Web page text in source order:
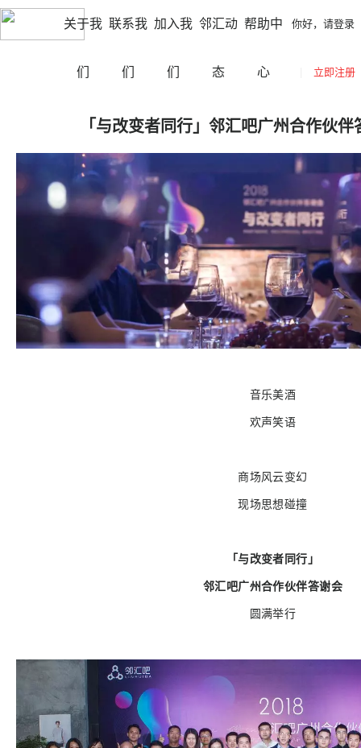
切换城市 网站导航
立即注册
你好，请登录
关于我
们
联系我
们
加入我
们
邻汇动
态
帮助中
心
你好，请登录
立即注册
「与改变者同行」邻汇吧广州合作伙
音乐美酒
欢声笑语
商场风云变幻
现场思想碰撞
「与改变者同行」
邻汇吧广州合作伙伴答谢会
圆满举行